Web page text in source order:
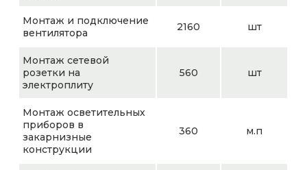
Монтаж и подключение
вентилятора
2160 шт
Монтаж сетевой
розетки на
электроплиту
560 шт
Монтаж осветительных
приборов в
закарнизные
конструкции
360 м.п